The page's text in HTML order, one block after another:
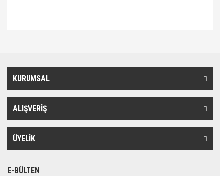
Ürün bilgilerinde hatalar bulunuyor.
Ürün fiyatı diğer sitelerden daha pahalı.
Bu ürüne benzer farklı alternatifler olmalı.
KURUMSAL
ALIŞVERİŞ
ÜYELİK
E-BÜLTEN